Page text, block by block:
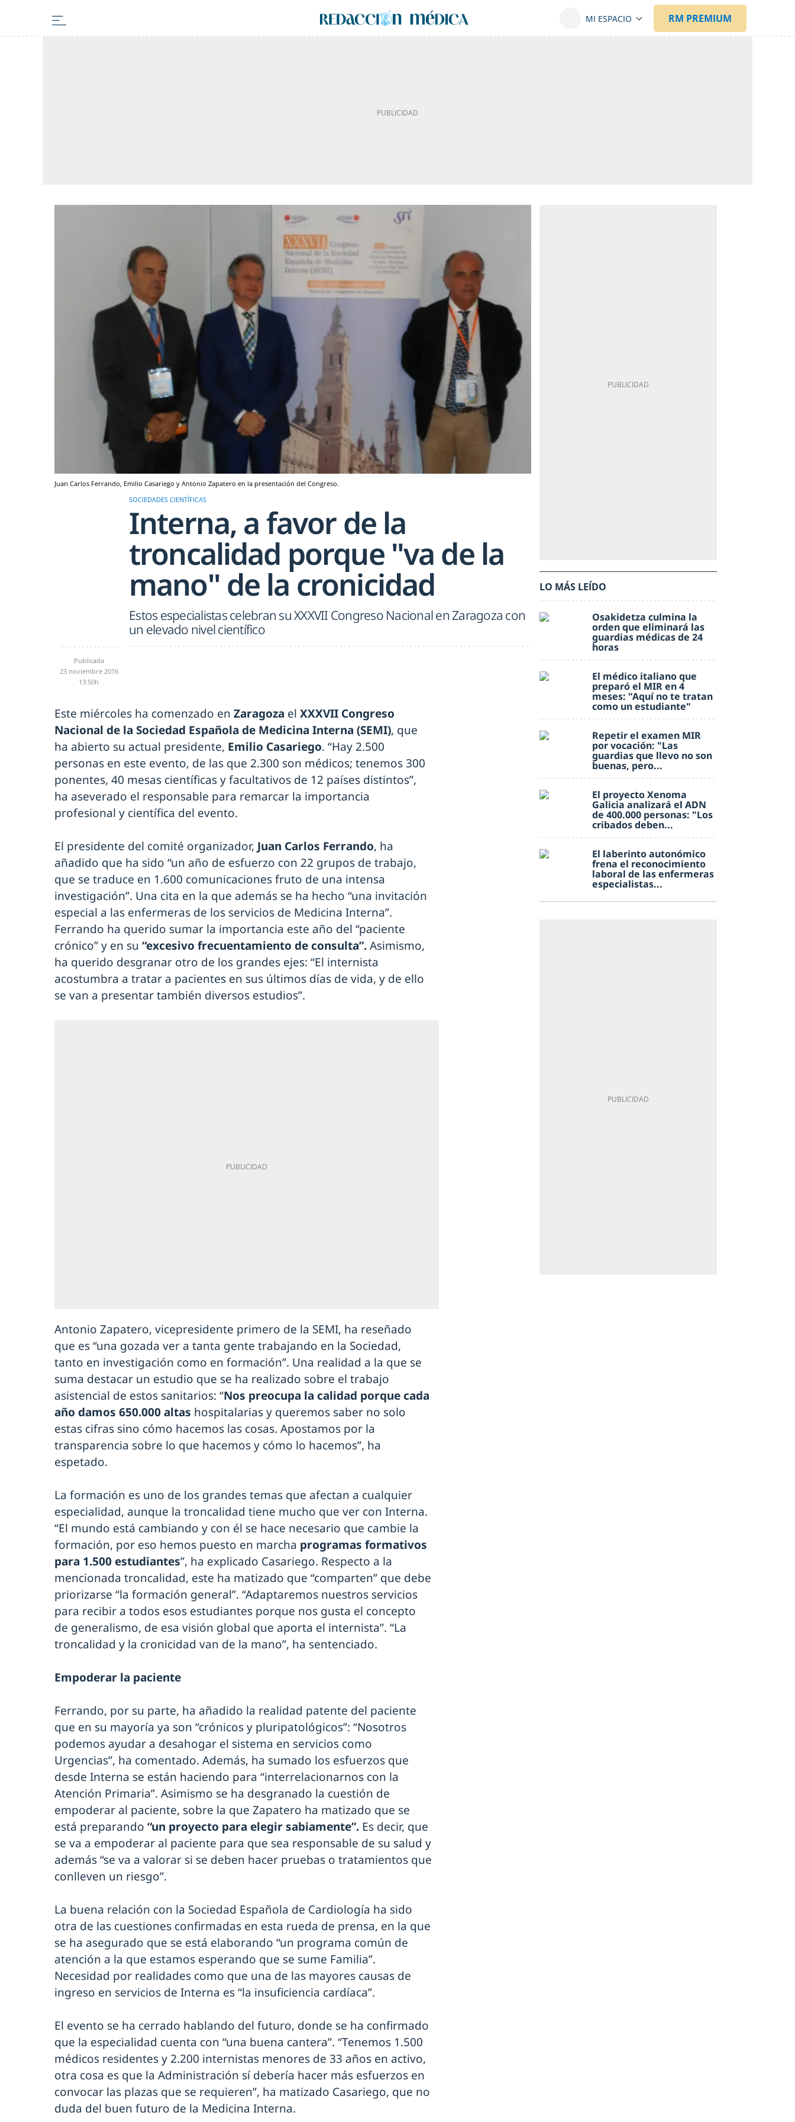
Juan Carlos Ferrando, Emilio Casariego y Antonio Zapatero en la presentación del Congreso.
SOCIEDADES CIENTÍFICAS
Interna, a favor de la
troncalidad porque "va de la
mano" de la cronicidad
Estos especialistas celebran su XXXVII Congreso Nacional en Zaragoza con
un elevado nivel científico
Publicada
23 noviembre 2016
13:50h
Este miércoles ha comenzado en Zaragoza el XXXVII Congreso
Nacional de la Sociedad Española de Medicina Interna (SEMI), que
ha abierto su actual presidente, Emilio Casariego. “Hay 2.500
personas en este evento, de las que 2.300 son médicos; tenemos 300
ponentes, 40 mesas científicas y facultativos de 12 países distintos”,
ha aseverado el responsable para remarcar la importancia
profesional y científica del evento.
El presidente del comité organizador, Juan Carlos Ferrando, ha
añadido que ha sido “un año de esfuerzo con 22 grupos de trabajo,
que se traduce en 1.600 comunicaciones fruto de una intensa
investigación”. Una cita en la que además se ha hecho “una invitación
especial a las enfermeras de los servicios de Medicina Interna”.
Ferrando ha querido sumar la importancia este año del “paciente
crónico” y en su “excesivo frecuentamiento de consulta”.Asimismo,
ha querido desgranar otro de los grandes ejes: “El internista
acostumbra a tratar a pacientes en sus últimos días de vida, y de ello
se van a presentar también diversos estudios”.
Antonio Zapatero, vicepresidente primero de la SEMI, ha reseñado
que es “una gozada ver a tanta gente trabajando en la Sociedad,
tanto en investigación como en formación”. Una realidad a la que se
suma destacar un estudio que se ha realizado sobre el trabajo
asistencial de estos sanitarios: “Nos preocupa la calidad porque cada
año damos 650.000 altas hospitalarias y queremos saber no solo
estas cifras sino cómo hacemos las cosas. Apostamos por la
transparencia sobre lo que hacemos y cómo lo hacemos”, ha
espetado.
La formación es uno de los grandes temas que afectan a cualquier
especialidad, aunque la troncalidad tiene mucho que ver con Interna.
“El mundo está cambiando y con él se hace necesario que cambie la
formación, por eso hemos puesto en marcha programas formativos
para 1.500 estudiantes”, ha explicado Casariego. Respecto a la
mencionada troncalidad, este ha matizado que “comparten” que debe
priorizarse “la formación general”. “Adaptaremos nuestros servicios
para recibir a todos esos estudiantes porque nos gusta el concepto
de generalismo, de esa visión global que aporta el internista”. “La
troncalidad y la cronicidad van de la mano”, ha sentenciado.
Empoderar la paciente
Ferrando, por su parte, ha añadido la realidad patente del paciente
que en su mayoría ya son “crónicos y pluripatológicos”: “Nosotros
podemos ayudar a desahogar el sistema en servicios como
Urgencias”, ha comentado. Además, ha sumado los esfuerzos que
desde Interna se están haciendo para “interrelacionarnos con la
Atención Primaria”. Asimismo se ha desgranado la cuestión de
empoderar al paciente, sobre la que Zapatero ha matizado que se
está preparando “un proyecto para elegir sabiamente”. Es decir, que
se va a empoderar al paciente para que sea responsable de su salud y
además “se va a valorar si se deben hacer pruebas o tratamientos que
conlleven un riesgo”.
La buena relación con la Sociedad Española de Cardiología ha sido
otra de las cuestiones confirmadas en esta rueda de prensa, en la que
se ha asegurado que se está elaborando “un programa común de
atención a la que estamos esperando que se sume Familia”.
Necesidad por realidades como que una de las mayores causas de
ingreso en servicios de Interna es “la insuficiencia cardíaca”.
El evento se ha cerrado hablando del futuro, donde se ha confirmado
que la especialidad cuenta con “una buena cantera”. “Tenemos 1.500
médicos residentes y 2.200 internistas menores de 33 años en activo,
otra cosa es que la Administración sí debería hacer más esfuerzos en
convocar las plazas que se requieren”, ha matizado Casariego, que no
duda del buen futuro de la Medicina Interna.
LO MÁS LEÍDO
Osakidetza culmina la
orden que eliminará las
guardias médicas de 24
horas
El médico italiano que
preparó el MIR en 4
meses: "Aquí no te tratan
como un estudiante"
Repetir el examen MIR
por vocación: "Las
guardias que llevo no son
buenas, pero...
El proyecto Xenoma
Galicia analizará el ADN
de 400.000 personas: "Los
cribados deben...
El laberinto autonómico
frena el reconocimiento
laboral de las enfermeras
especialistas...